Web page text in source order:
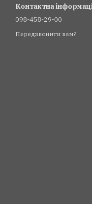
Контактна
098-458-29-00
Передзвонити вам?